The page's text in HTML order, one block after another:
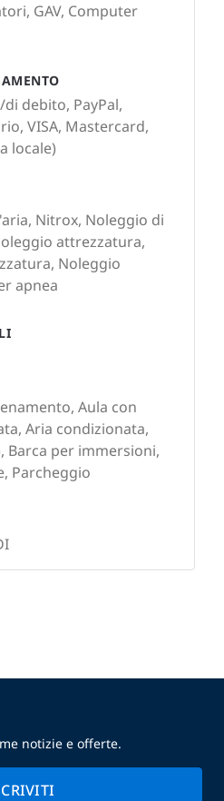
Nitrox, Noleggio di
attrezzatura,
Noleggio
apnea
Aula con
Aria condizionata,
Barca per immersioni,
Parcheggio
GAV, Computer
debito, PayPal,
VISA, Mastercard,
locale)
notizie e offerte.